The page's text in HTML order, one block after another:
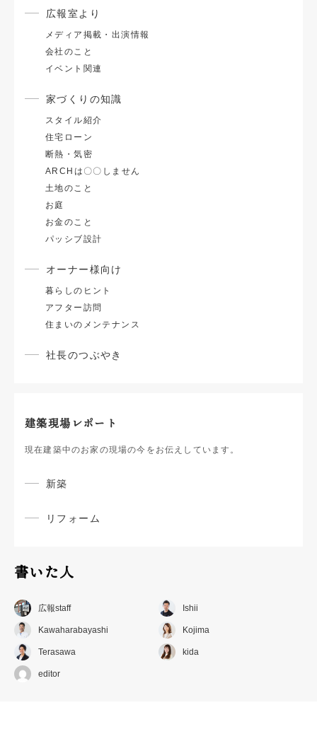
広報室より
メディア掲載・出演情報
会社のこと
イベント関連
家づくりの知識
スタイル紹介
住宅ローン
断熱・気密
ARCHは〇〇しません
土地のこと
お庭
お金のこと
パッシブ設計
オーナー様向け
暮らしのヒント
アフター訪問
住まいのメンテナンス
社長のつぶやき
建築現場レポート
現在建築中のお家の現場の今をお伝えしています。
新築
リフォーム
書いた人
広報staff Ishii
Kawaharabayashi Kojima
Terasawa kida
editor